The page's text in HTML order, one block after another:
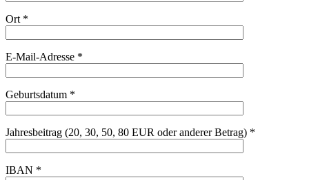
Ort *
E-Mail-Adresse *
Geburtsdatum *
Jahresbeitrag (20, 30, 50, 80 EUR oder anderer Betrag) *
IBAN *